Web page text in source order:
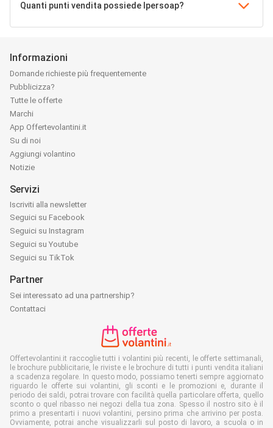
Quanti punti vendita possiede Ipersoap?
Informazioni
Domande richieste più frequentemente
Pubblicizza?
Tutte le offerte
Marchi
App Offertevolantini.it
Su di noi
Aggiungi volantino
Notizie
Servizi
Iscriviti alla newsletter
Seguici su Facebook
Seguici su Instagram
Seguici su Youtube
Seguici su TikTok
Partner
Sei interessato ad una partnership?
Contattaci
Offertevolantini.it raccoglie tutti i volantini più recenti, le offerte settimanali,
le brochure pubblicitarie, le riviste e le brochure di tutti i punti vendita italiani
a scadenza regolare. In questo modo, possiamo tenerti sempre aggiornato
riguardo le offerte sui volantini, gli sconti e le promozioni e, durante il
periodo dei saldi, potrai trovare con facilità quella particolare offerta, quello
sconto o quel ribasso nei negozi della tua zona. Spesso il nostro sito è il
primo a presentarti i nuovi volantini, persino prima che arrivino per posta.
Ovviamente, potrai anche visualizzarli sul posto di lavoro, a scuola o in